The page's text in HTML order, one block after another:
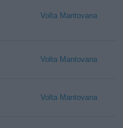
Volta Mantovana
Volta Mantovana
Volta Mantovana